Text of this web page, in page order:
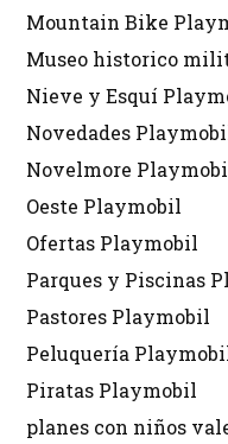
Mountain Bike
Museo historico
Nieve y Esquí
Novedades
Novelmore
Oeste Playmobil
Ofertas Playmobil
Parques y Piscinas
Pastores Playmobil
Peluquería
Piratas Playmobil
planes con niños